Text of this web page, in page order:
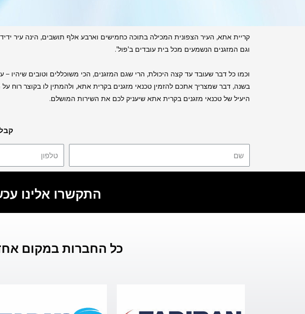
קריית אתא, העיר הצפונית המכילה בתוכה כחמישים וארבע אלף תושבים, הינה עיר
וגם המזגנים הנשמעים מכל בית עובדים ב'פול'.
וכמו כל דבר שעובד עד קצה היכולת, הרי שגם המזגנים, הכי משוכללים וטובים
בשנה, דבר שמצריך אתכם להזמין טכנאי מזגנים בקרית אתא, ולהמתין לו בקוצר רוח
היעיל של טכנאי מזגנים בקרית אתא שיעניק לכם את השירות המושלם.
התקשרו אלינו עכשיו
כל החברות במקום